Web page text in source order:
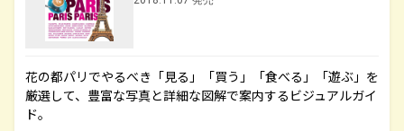
花の都パリでやるべき「見る」「買う」「食べる」「遊ぶ」を
厳選して、豊富な写真と詳細な図解で案内するビジュアルガイ
ド。